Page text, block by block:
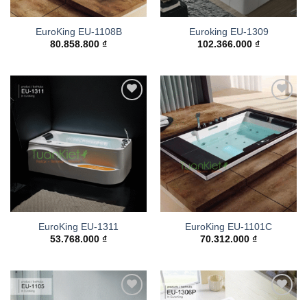
EuroKing EU-1108B
80.858.800 ₫
Euroking EU-1309
102.366.000 ₫
EuroKing EU-1311
53.768.000 ₫
Add to
wishlist
EuroKing EU-1101C
70.312.000 ₫